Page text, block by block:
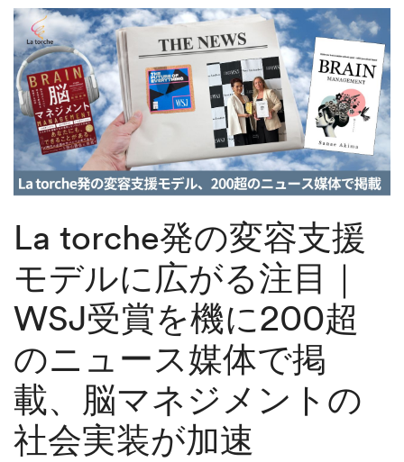
La torche発の変容支援
モデルに広がる注目｜
WSJ受賞を機に200超
のニュース媒体で掲
載、脳マネジメントの
社会実装が加速